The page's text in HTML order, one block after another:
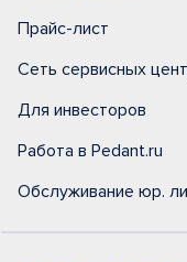
Прайс-лист
Сеть сервисных
Для инвесторов
Работа в Pedant.ru
Обслуживание юр.